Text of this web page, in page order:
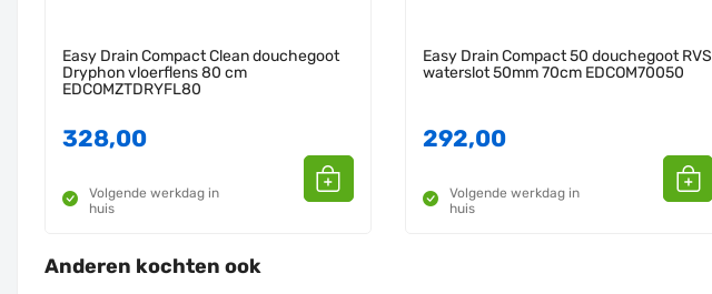
Easy Drain Compact Clean douchegoot
Dryphon vloerflens 80 cm
EDCOMZTDRYFL80
328,00
Volgende werkdag in
huis
Easy Drain Compact 50 douchegoot RVS
waterslot 50mm 70cm EDCOM70050
292,00
Volgende werkdag in
huis
Anderen kochten ook